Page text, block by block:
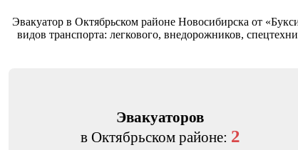
Эвакуатор в Октябрьском районе Новосибирска от
видов транспорта: легкового, внедорожников,
Эвакуаторов
в Октябрьском районе: 2